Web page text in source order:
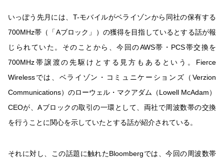
いっぽう先月には、T-モバイルがベライゾンから同社の保有する
700MHz帯（「Aブロック」）の獲得を目指しているとする話が報
じられていた。そのことから、今回のAWS帯・PCS帯交換を
700MHz帯譲渡の先駆けとする見方もあるという。Fierce
Wirelessでは、ベライゾン・コミュニケーションズ（Verzion
Communications）のローウェル・マクアダム（Lowell McAdam）
CEOが、Aブロックの取引の一環として、両社で周波数帯の交換
を行うことに関心を示していたとする話が紹介されている。
それに対し、この話題に触れたBloombergでは、今回の周波数帯